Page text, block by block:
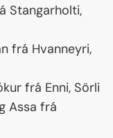
Stangarholti,
frá Hvanneyri,
frá Enni, Sörli
Assa frá